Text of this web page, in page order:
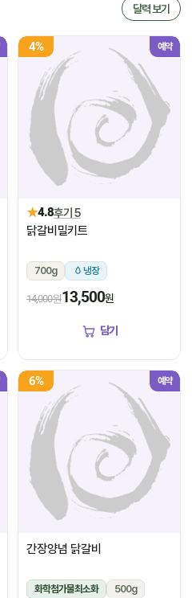
달력 보기
4% 예약
★4.8후기 5
닭갈비밀키트
700g 냉장
14,000원13,500원
담기
6% 예약
간장양념 닭갈비
화학첨가물최소화
500g